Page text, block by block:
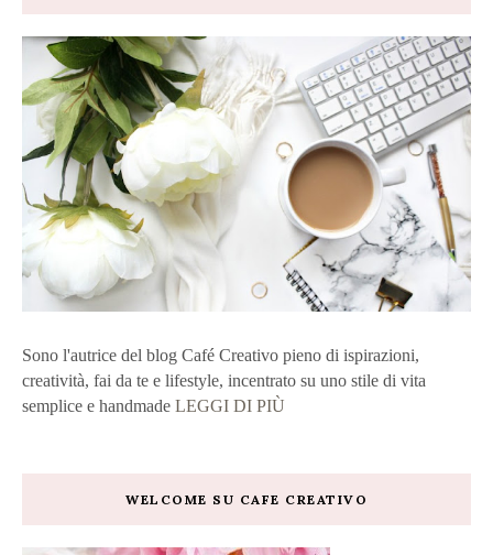
Sono l'autrice del blog Café Creativo pieno di ispirazioni,
creatività, fai da te e lifestyle, incentrato su uno stile di vita
semplice e handmade LEGGI DI PIÙ
WELCOME SU CAFE CREATIVO